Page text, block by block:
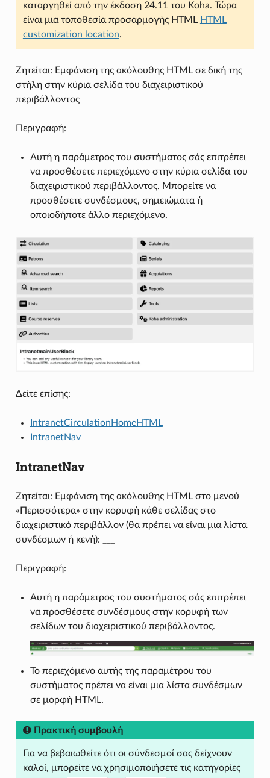
καταργηθεί από την έκδοση 24.11 του Koha. Τώρα
είναι μια τοποθεσία προσαρμογής HTML HTML
customization location.
Ζητείται: Εμφάνιση της ακόλουθης HTML σε δική της
στήλη στην κύρια σελίδα του διαχειριστικού
περιβάλλοντος
Περιγραφή:
Αυτή η παράμετρος του συστήματος σάς επιτρέπει
να προσθέσετε περιεχόμενο στην κύρια σελίδα του
διαχειριστικού περιβάλλοντος. Μπορείτε να
προσθέσετε συνδέσμους, σημειώματα ή
οποιοδήποτε άλλο περιεχόμενο.
Δείτε επίσης:
IntranetCirculationHomeHTML
IntranetNav
IntranetNav
Ζητείται: Εμφάνιση της ακόλουθης HTML στο μενού
«Περισσότερα» στην κορυφή κάθε σελίδας στο
διαχειριστικό περιβάλλον (θα πρέπει να είναι μια λίστα
συνδέσμων ή κενή): ___
Περιγραφή:
Αυτή η παράμετρος του συστήματος σάς επιτρέπει
να προσθέσετε συνδέσμους στην κορυφή των
σελίδων του διαχειριστικού περιβάλλοντος.
Το περιεχόμενο αυτής της παραμέτρου του
συστήματος πρέπει να είναι μια λίστα συνδέσμων
σε μορφή HTML.
Πρακτική συμβουλή
Για να βεβαιωθείτε ότι οι σύνδεσμοί σας δείχνουν
καλοί, μπορείτε να χρησιμοποιήσετε τις κατηγορίες